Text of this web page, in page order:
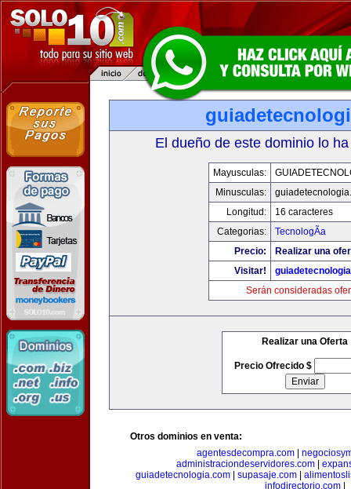
El dueño de este dominio lo
Mayusculas:
Minusculas:
Longitud:
16 caracteres
Categorias:
TecnologÃ­a
Precio:
Realizar una
Visitar!
Serán consideradas
Realizar una Oferta
Precio Ofrecido $
Otros dominios en venta:
agentesdecompra.com|
administraciondeservidores.com
guiadetecnologia.com
supasaje.com
infodirectorio.com|